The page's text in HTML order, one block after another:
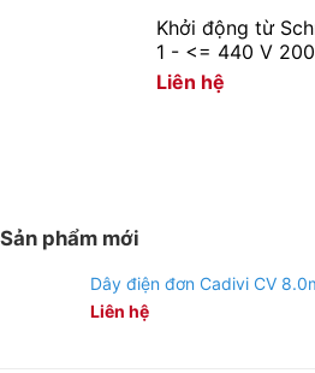
Khởi động từ
1 - <= 440 V
Liên hệ
Sản phẩm mới
Dây điện đơn Cadivi CV
Liên hệ